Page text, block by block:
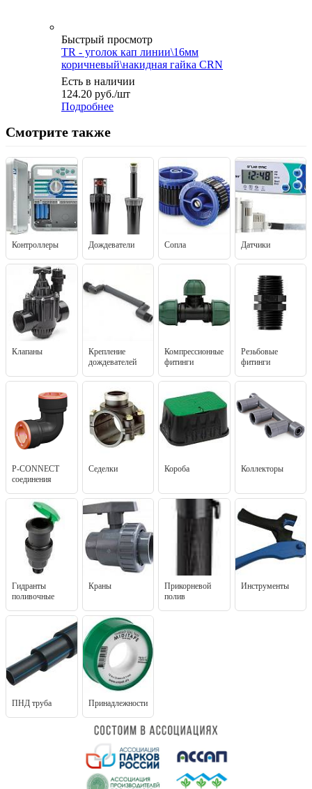
Быстрый просмотр
TR - уголок кап линии\16мм
коричневый\накидная гайка CRN
Есть в наличии
124.20 руб./шт
Подробнее
Смотрите также
Контроллеры Дождеватели Сопла Датчики
Клапаны
Крепление
дождевателей
Компрессионные
фитинги
Резьбовые
фитинги
P-CONNECT
соединения
Седелки Короба Коллекторы
Гидранты
поливочные
Краны
Прикорневой
полив
Инструменты
ПНД труба Принадлежности